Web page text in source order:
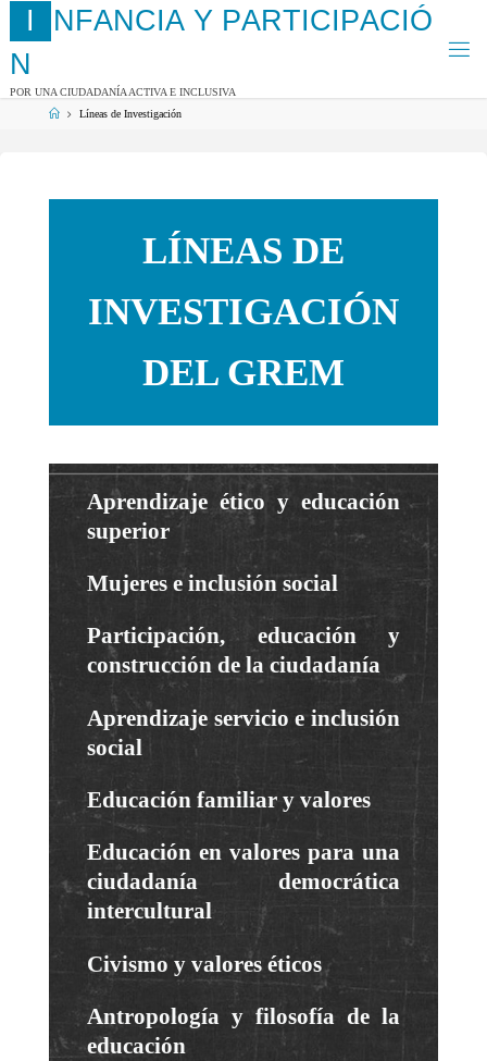
contenido
I NFANCIA Y PARTICIPACIÓ
N
POR UNA CIUDADANÍA ACTIVA E INCLUSIVA
PáginaLíneas de Investigación
LÍNEAS DE
INVESTIGACIÓN
DEL GREM
Aprendizaje ético y educación
superior
Mujeres e inclusión social
Participación, educación y
construcción de la ciudadanía
Aprendizaje servicio e inclusión
social
Educación familiar y valores
Educación en valores para una
ciudadanía democrática
intercultural
Civismo y valores éticos
Antropología y filosofía de la
educación